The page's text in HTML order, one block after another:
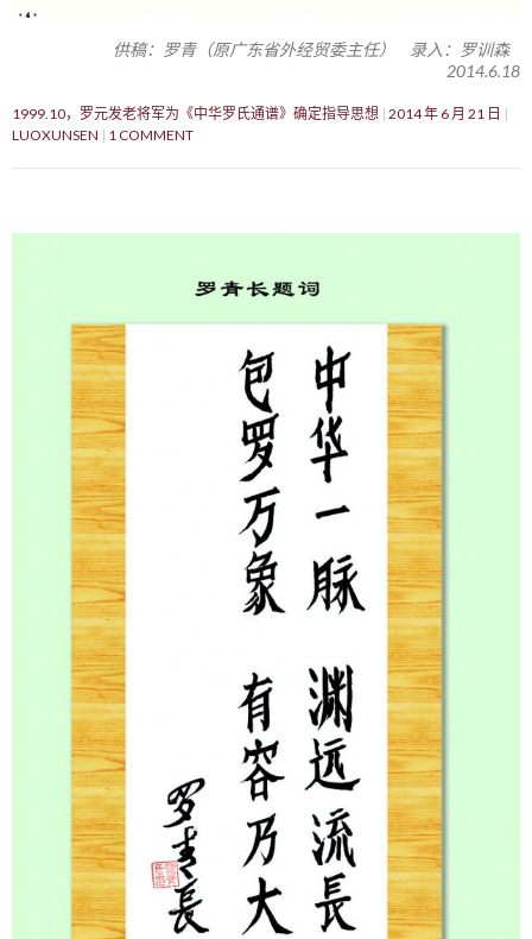
供稿：罗青（原广东省外经贸委主任） 录入：罗训森
2014.6.18
1999.10，罗元发老将军为《中华罗氏通谱》确定指导思想 2014 年 6 月 21 日
LUOXUNSEN
1 COMMENT